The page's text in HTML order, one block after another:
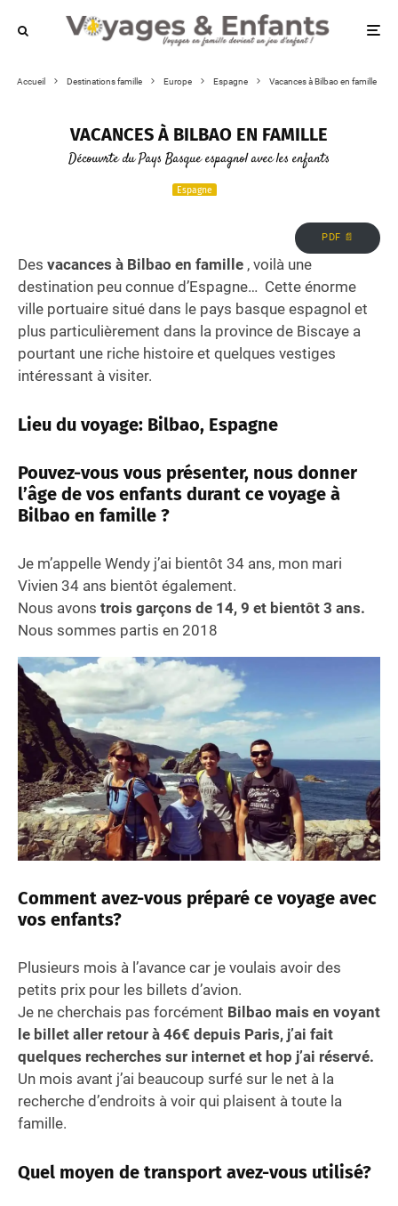
Accueil Destinations famille Europe Espagne Vacances à Bilbao en famille
VACANCES À BILBAO EN FAMILLE
Découvrte du Pays Basque espagnol avec les enfants
Espagne
PDF 📄
Des vacances à Bilbao en famille , voilà une
destination peu connue d’Espagne… Cette énorme
ville portuaire situé dans le pays basque espagnol et
plus particulièrement dans la province de Biscaye a
pourtant une riche histoire et quelques vestiges
intéressant à visiter.
Lieu du voyage: Bilbao, Espagne
Pouvez-vous vous présenter, nous donner
l’âge de vos enfants durant ce voyage à
Bilbao en famille ?
Je m’appelle Wendy j’ai bientôt 34 ans, mon mari
Vivien 34 ans bientôt également.
Nous avons trois garçons de 14, 9 et bientôt 3 ans.
Nous sommes partis en 2018
Comment avez-vous préparé ce voyage avec
vos enfants?
Plusieurs mois à l’avance car je voulais avoir des
petits prix pour les billets d’avion.
Je ne cherchais pas forcément Bilbao mais en voyant
le billet aller retour à 46€ depuis Paris, j’ai fait
quelques recherches sur internet et hop j’ai réservé.
Un mois avant j’ai beaucoup surfé sur le net à la
recherche d’endroits à voir qui plaisent à toute la
famille.
Quel moyen de transport avez-vous utilisé?